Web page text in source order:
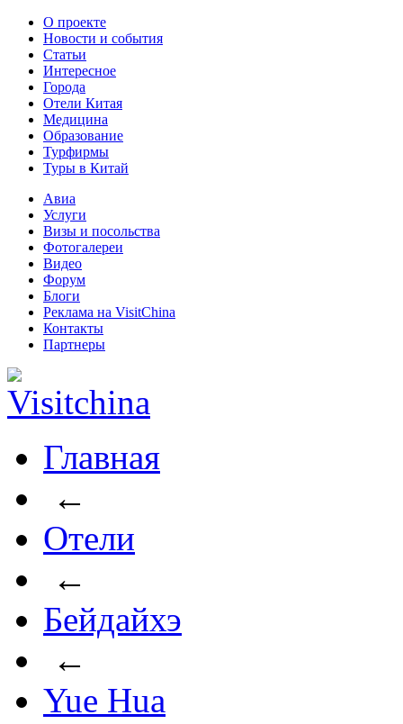
О проекте
Новости и события
Статьи
Интересное
Города
Отели Китая
Медицина
Образование
Турфирмы
Туры в Китай
Авиа
Услуги
Визы и посольства
Фотогалереи
Видео
Форум
Блоги
Реклама на VisitChina
Контакты
Партнеры
Главная
←
Отели
←
Бейдайхэ
←
Yue Hua